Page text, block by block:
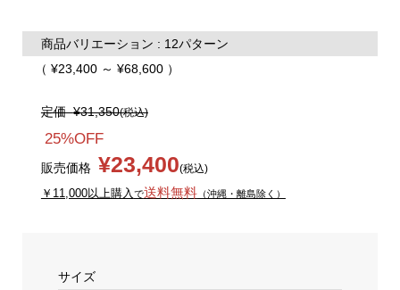
商品バリエーション : 12パターン
（ ¥23,400 ～ ¥68,600 ）
定価¥31,350(税込)
25%OFF
販売価格 ¥23,400(税込)
￥11,000以上購入 で送料無料（沖縄・離島除く）
サイズ